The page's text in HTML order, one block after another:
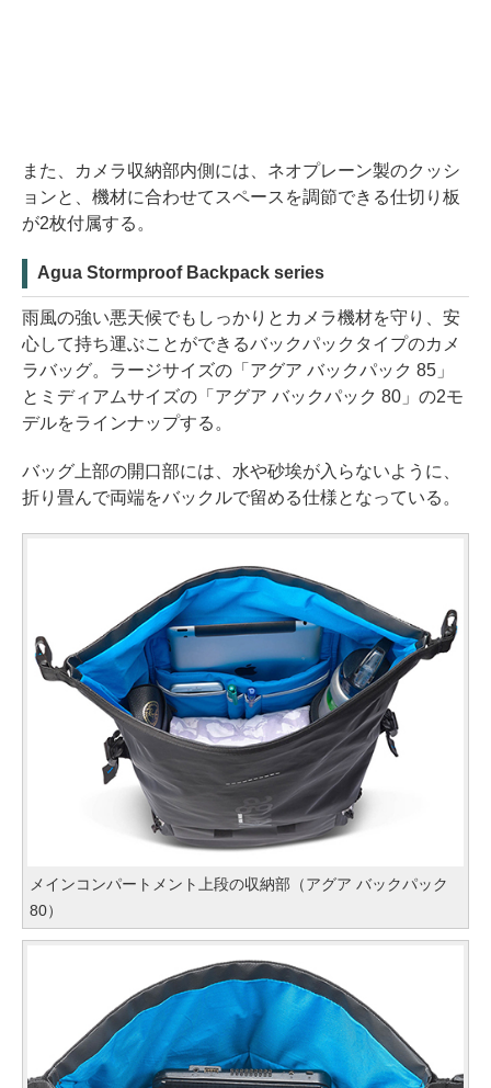
また、カメラ収納部内側には、ネオプレーン製のクッシ
ョンと、機材に合わせてスペースを調節できる仕切り板
が2枚付属する。
Agua Stormproof Backpack series
雨風の強い悪天候でもしっかりとカメラ機材を守り、安
心して持ち運ぶことができるバックパックタイプのカメ
ラバッグ。ラージサイズの「アグア バックパック 85」
とミディアムサイズの「アグア バックパック 80」の2モ
デルをラインナップする。
バッグ上部の開口部には、水や砂埃が入らないように、
折り畳んで両端をバックルで留める仕様となっている。
メインコンパートメント上段の収納部（アグア バックパック
80）